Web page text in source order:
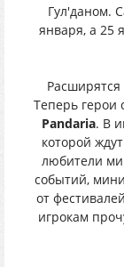
Гул'даном.
января, а 25
Теперь герои
Pandaria. В
которой
любители
событий,
от
игрокам